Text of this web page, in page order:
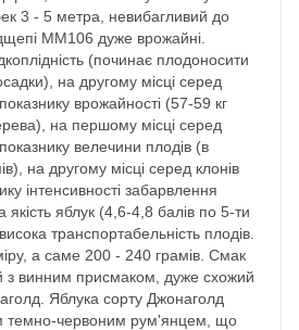
3 - 5 метра, невибагливий до
ММ106 дуже врожайні.
(починає плодоносити
на другому місці серед
врожайності (57-59 кг
на першому місці серед
велечини плодів (в
на другому місці серед клонів
інтенсивності забарвлення
якість яблук (4,6-4,8 балів по 5-ти
транспортабельність плодів.
а саме 200 - 240 грамів. Смак
з винним присмаком, дуже схожий
Яблука сорту Джонаголд
темно-червоним рум'янцем, що